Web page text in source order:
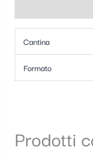
Cantina
Formato
Prodotti